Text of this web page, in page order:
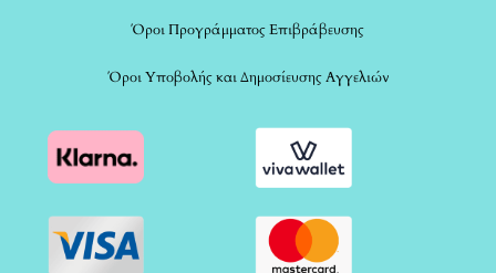
Όροι Προγράμματος Επιβράβευσης
Όροι Υποβολής και Δημοσίευσης Αγγελιών